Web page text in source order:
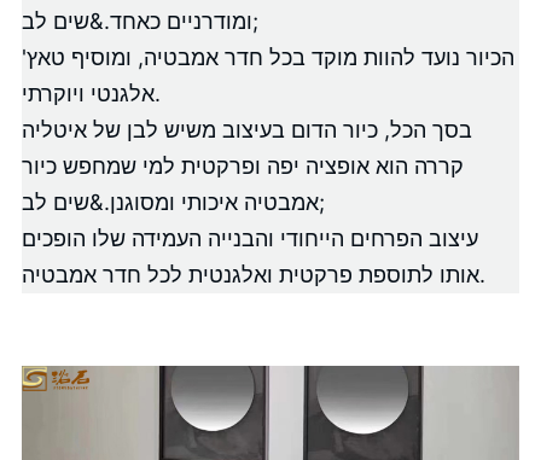
ומודרניים כאחד.&שים לב;
הכיור נועד להוות מוקד בכל חדר אמבטיה, ומוסיף טאץ'
אלגנטי ויוקרתי.
בסך הכל, כיור הדום בעיצוב משיש לבן של איטליה
קררה הוא אופציה יפה ופרקטית למי שמחפש כיור
אמבטיה איכותי ומסוגנן.&שים לב;
עיצוב הפרחים הייחודי והבנייה העמידה שלו הופכים
אותו לתוספת פרקטית ואלגנטית לכל חדר אמבטיה.